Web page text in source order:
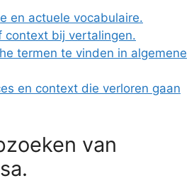
en actuele vocabulaire.
context bij vertalingen.
termen te vinden in algemene
en context die verloren gaan
van